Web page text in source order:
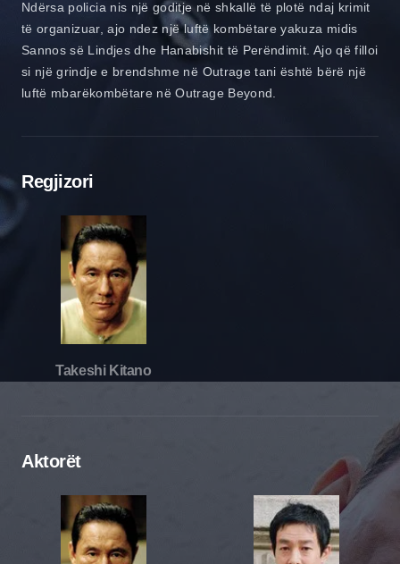
Ndërsa policia nis një goditje në shkallë të plotë ndaj krimit
të organizuar, ajo ndez një luftë kombëtare yakuza midis
Sannos së Lindjes dhe Hanabishit të Perëndimit. Ajo që filloi
si një grindje e brendshme në Outrage tani është bërë një
luftë mbarëkombëtare në Outrage Beyond.
Regjizori
Takeshi Kitano
Aktorët